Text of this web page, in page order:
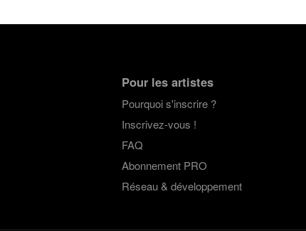
Pour les artistes
Pourquoi s'inscrire ?
Inscrivez-vous !
FAQ
Abonnement PRO
Réseau & développement